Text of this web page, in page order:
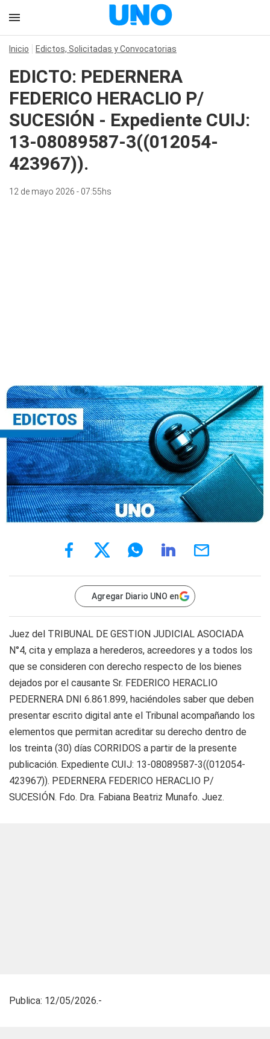
Inicio Edictos, Solicitadas y Convocatorias
EDICTO: PEDERNERA
FEDERICO HERACLIO P/
SUCESIÓN - Expediente CUIJ:
13-08089587-3((012054-
423967)).
12 de mayo 2026 - 07:55hs
Agregar Diario UNO en
Juez del TRIBUNAL DE GESTION JUDICIAL ASOCIADA
N°4, cita y emplaza a herederos, acreedores y a todos los
que se consideren con derecho respecto de los bienes
dejados por el causante Sr. FEDERICO HERACLIO
PEDERNERA DNI 6.861.899, haciéndoles saber que deben
presentar escrito digital ante el Tribunal acompañando los
elementos que permitan acreditar su derecho dentro de
los treinta (30) días CORRIDOS a partir de la presente
publicación. Expediente CUIJ: 13-08089587-3((012054-
423967)). PEDERNERA FEDERICO HERACLIO P/
SUCESIÓN. Fdo. Dra. Fabiana Beatriz Munafo. Juez.
Publica: 12/05/2026.-